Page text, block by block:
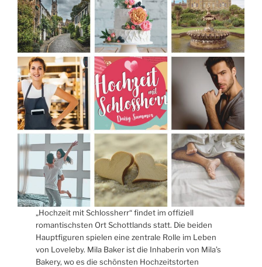
„Hochzeit mit Schlossherr“ findet im offiziell
romantischsten Ort Schottlands statt. Die beiden
Hauptfiguren spielen eine zentrale Rolle im Leben
von Loveleby. Mila Baker ist die Inhaberin von Mila’s
Bakery, wo es die schönsten Hochzeitstorten